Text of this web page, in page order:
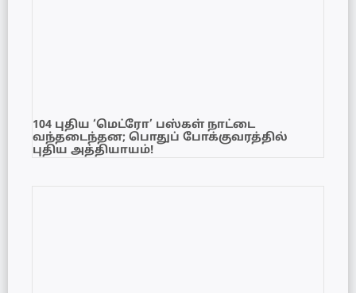
104 புதிய ‘மெட்ரோ’ பஸ்கள் நாட்டை
வந்தடைந்தன; பொதுப் போக்குவரத்தில்
புதிய அத்தியாயம்!